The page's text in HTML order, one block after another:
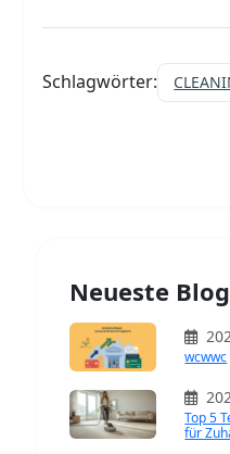
Schlagwörter:
Neueste
wcwwc
Top 5
für